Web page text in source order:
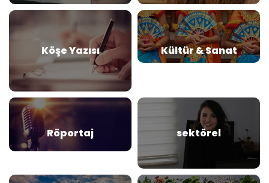
Köşe Yazısı Kültür & Sanat
Röportaj sektörel